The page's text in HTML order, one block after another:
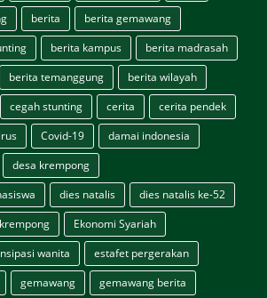
berita
berita gemawang
berita kampus
berita madrasah
berita temanggung
berita wilayah
cegah stunting cerita
cerita pendek
Covid-19
damai indonesia
desa krempong
dies natalis
dies natalis ke-52
Ekonomi Syariah
wanita
estafet pergerakan
gemawang
gemawang berita